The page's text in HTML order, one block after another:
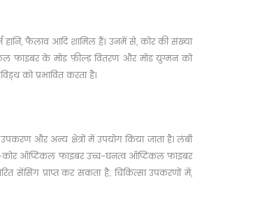
हानि, फैलाव आदि शामिल हैं। उनमें से, कोर की संख्या
फाइबर के मोड फ़ील्ड वितरण और मोड युग्मन को
को प्रभावित करता है।
और अन्य क्षेत्रों में उपयोग किया जाता है। लंबी
कोर ऑप्टिकल फाइबर उच्च-घनत्व ऑप्टिकल फाइबर
सेंसिंग प्राप्त कर सकता है; चिकित्सा उपकरणों में,